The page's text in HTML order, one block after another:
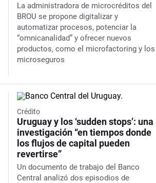
La administradora de microcréditos del
BROU se propone digitalizar y
automatizar procesos, potenciar la
“omnicanalidad” y ofrecer nuevos
productos, como el microfactoring y los
microseguros
Crédito
Uruguay y los ‘sudden stops’: una
investigación “en tiempos donde
los flujos de capital pueden
revertirse”
Un documento de trabajo del Banco
Central analizó dos episodios de